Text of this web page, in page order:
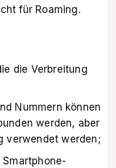
für Roaming.
die Verbreitung
Nummern können
werden, aber
verwendet werden;